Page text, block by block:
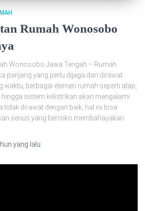
Rumah Wonosobo
Wonosobo Jawa Tengah – Rumah
panjang yang perlu dijaga dan dirawat
waktu, berbagai elemen rumah seperti atap,
sistem kelistrikan akan mengalami
tidak dirawat dengan baik, hal ini bisa
serius yang berisiko membahayakan
yang lalu